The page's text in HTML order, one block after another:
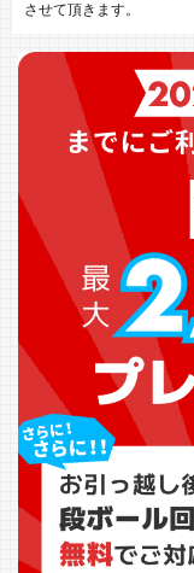
させて頂きます。